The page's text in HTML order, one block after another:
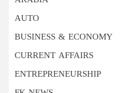
AUTO
BUSINESS & ECONOMY
CURRENT AFFAIRS
ENTREPRENEURSHIP